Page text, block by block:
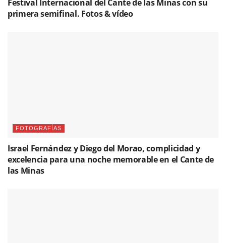
Festival Internacional del Cante de las Minas con su
primera semifinal. Fotos & vídeo
FOTOGRAFÍAS
Israel Fernández y Diego del Morao, complicidad y
excelencia para una noche memorable en el Cante de
las Minas